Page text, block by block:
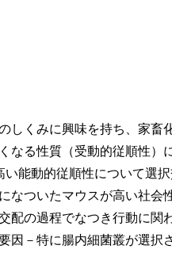
くみに興味を持ち、家畜
なる性質（受動的従順性
能動的従順性について選
なついたマウスが高い社
配の過程でなつき行動に
因－特に腸内細菌叢が選